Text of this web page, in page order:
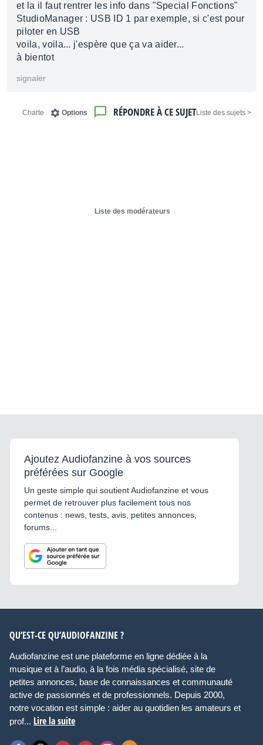
et la il faut rentrer les info dans "Special Fonctions"
StudioManager : USB ID 1 par exemple, si c'est pour
piloter en USB
voila, voila... j'espère que ça va aider...
à bientot
signaler
< Liste des sujets
RÉPONDRE À CE SUJET
Options
Charte
Liste des modérateurs
Ajoutez Audiofanzine à vos sources
préférées sur Google
Un geste simple qui soutient Audiofanzine et vous
permet de retrouver plus facilement tous nos
contenus : news, tests, avis, petites annonces,
forums...
QU’EST-CE QU’AUDIOFANZINE ?
Audiofanzine est une plateforme en ligne dédiée à la
musique et à l’audio, à la fois média spécialisé, site de
petites annonces, base de connaissances et communauté
active de passionnés et de professionnels. Depuis 2000,
notre vocation est simple : aider au quotidien les amateurs et
prof... Lire la suite